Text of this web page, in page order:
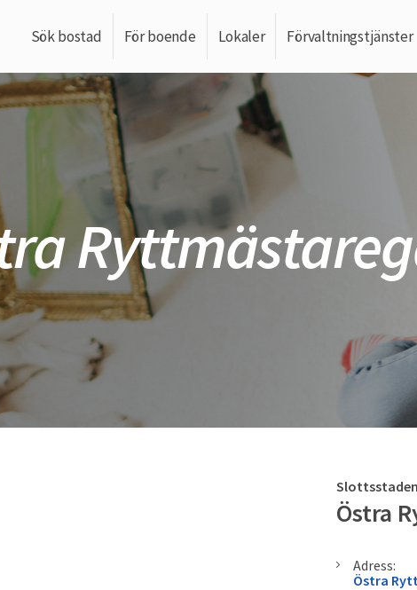
Sök bostad För boende Lokaler Förvaltningstjänster
Slottsstaden
Östra
Adress:
Östra